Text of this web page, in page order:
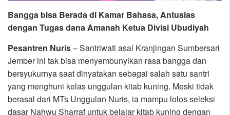
Bangga bisa Berada di Kamar Bahasa, Antusias
dengan Tugas dana Amanah Ketua Divisi Ubudiyah
Pesantren Nuris– Santriwati asal Kranjingan Sumbersari
Jember ini tak bisa menyembunyikan rasa bangga dan
bersyukurnya saat dinyatakan sebagai salah satu santri
yang menghuni kelas unggulan kitab kuning. Meski tidak
berasal dari MTs Unggulan Nuris, ia mampu lolos seleksi
dasar Nahwu Sharraf untuk belajar kitab kuning dengan